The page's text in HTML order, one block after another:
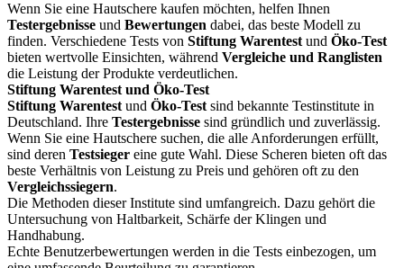
Wenn Sie eine Hautschere kaufen möchten, helfen Ihnen
Testergebnisse und Bewertungen dabei, das beste Modell zu
finden. Verschiedene Tests von Stiftung Warentest und Öko-Test
bieten wertvolle Einsichten, während Vergleiche und Ranglisten
die Leistung der Produkte verdeutlichen.
Stiftung Warentest und Öko-Test
Stiftung Warentest und Öko-Test sind bekannte Testinstitute in
Deutschland. Ihre Testergebnisse sind gründlich und zuverlässig.
Wenn Sie eine Hautschere suchen, die alle Anforderungen erfüllt,
sind deren Testsieger eine gute Wahl. Diese Scheren bieten oft das
beste Verhältnis von Leistung zu Preis und gehören oft zu den
Vergleichssiegern.
Die Methoden dieser Institute sind umfangreich. Dazu gehört die
Untersuchung von Haltbarkeit, Schärfe der Klingen und
Handhabung.
Echte Benutzerbewertungen werden in die Tests einbezogen, um